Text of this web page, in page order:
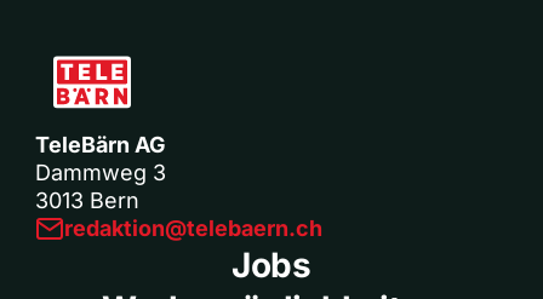
TeleBärn AG
Dammweg 3
3013 Bern
redaktion@telebaern.ch
Jobs